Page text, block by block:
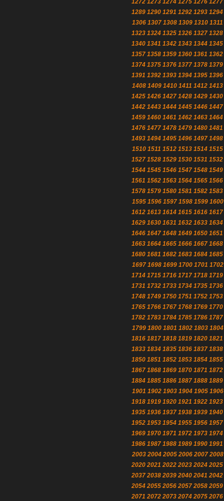
1272 1273 1274 1275 1276 1277
1289 1290 1291 1292 1293 1294
1306 1307 1308 1309 1310 1311
1323 1324 1325 1326 1327 1328
1340 1341 1342 1343 1344 1345
1357 1358 1359 1360 1361 1362
1374 1375 1376 1377 1378 1379
1391 1392 1393 1394 1395 1396
1408 1409 1410 1411 1412 1413
1425 1426 1427 1428 1429 1430
1442 1443 1444 1445 1446 1447
1459 1460 1461 1462 1463 1464
1476 1477 1478 1479 1480 1481
1493 1494 1495 1496 1497 1498
1510 1511 1512 1513 1514 1515
1527 1528 1529 1530 1531 1532
1544 1545 1546 1547 1548 1549
1561 1562 1563 1564 1565 1566
1578 1579 1580 1581 1582 1583
1595 1596 1597 1598 1599 1600
1612 1613 1614 1615 1616 1617
1629 1630 1631 1632 1633 1634
1646 1647 1648 1649 1650 1651
1663 1664 1665 1666 1667 1668
1680 1681 1682 1683 1684 1685
1697 1698 1699 1700 1701 1702
1714 1715 1716 1717 1718 1719
1731 1732 1733 1734 1735 1736
1748 1749 1750 1751 1752 1753
1765 1766 1767 1768 1769 1770
1782 1783 1784 1785 1786 1787
1799 1800 1801 1802 1803 1804
1816 1817 1818 1819 1820 1821
1833 1834 1835 1836 1837 1838
1850 1851 1852 1853 1854 1855
1867 1868 1869 1870 1871 1872
1884 1885 1886 1887 1888 1889
1901 1902 1903 1904 1905 1906
1918 1919 1920 1921 1922 1923
1935 1936 1937 1938 1939 1940
1952 1953 1954 1955 1956 1957
1969 1970 1971 1972 1973 1974
1986 1987 1988 1989 1990 1991
2003 2004 2005 2006 2007 2008
2020 2021 2022 2023 2024 2025
2037 2038 2039 2040 2041 2042
2054 2055 2056 2057 2058 2059
2071 2072 2073 2074 2075 2076